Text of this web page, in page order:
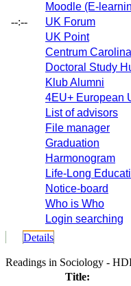
--:--
Moodle (E-
UK Forum
UK Point
Centrum Carolina
Doctoral Study
Klub Alumni
4EU+ European
List of advisors
File manager
Graduation
Harmonogram
Life-Long
Notice-board
Who is Who
Login searching
Details
Readings in Sociology -
Title: